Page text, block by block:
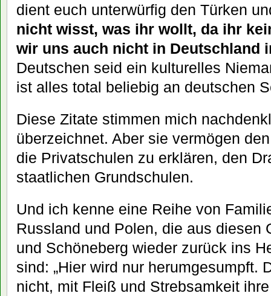
dient euch unterwürfig den Türken
nicht wisst, was ihr wollt, da ihr
wir uns auch nicht in Deutschland
Deutschen seid ein kulturelles
ist alles total beliebig an deutschen
Diese Zitate stimmen mich
überzeichnet. Aber sie vermögen
die Privatschulen zu erklären, den
staatlichen Grundschulen.
Und ich kenne eine Reihe von
Russland und Polen, die aus diesen
und Schöneberg wieder zurück ins
sind: „Hier wird nur herumgesumpft.
nicht, mit Fleiß und Strebsamkeit